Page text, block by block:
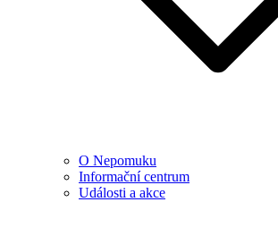
O Nepomuku
Informační centrum
Události a akce